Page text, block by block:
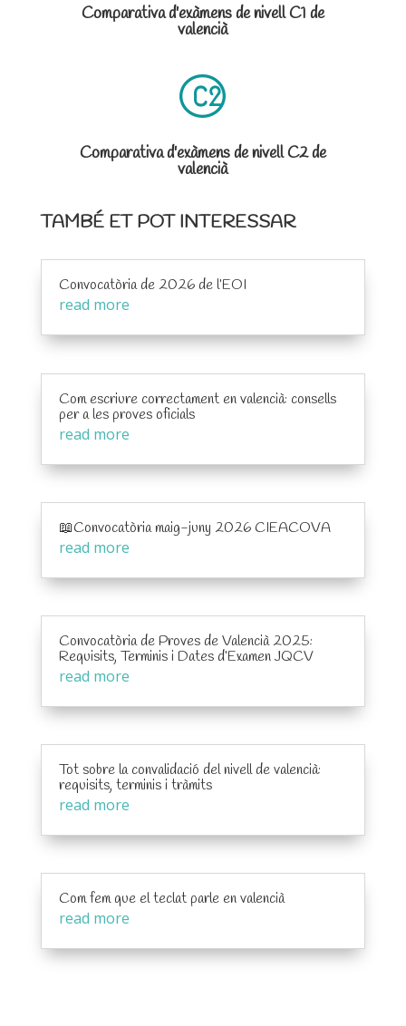
Comparativa d'exàmens de nivell C1 de
valencià
Comparativa d'exàmens de nivell C2 de
valencià
TAMBÉ ET POT INTERESSAR
Convocatòria de 2026 de l’EOI
read more
Com escriure correctament en valencià: consells
per a les proves oficials
read more
📖Convocatòria maig-juny 2026 CIEACOVA
read more
Convocatòria de Proves de Valencià 2025:
Requisits, Terminis i Dates d’Examen JQCV
read more
Tot sobre la convalidació del nivell de valencià:
requisits, terminis i tràmits
read more
Com fem que el teclat parle en valencià
read more